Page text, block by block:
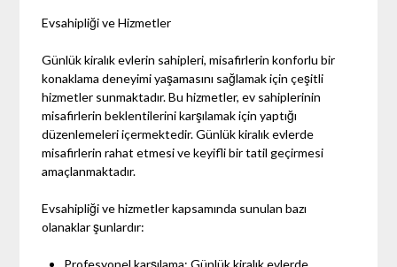
Evsahipliği ve Hizmetler
Günlük kiralık evlerin sahipleri, misafirlerin konforlu bir
konaklama deneyimi yaşamasını sağlamak için çeşitli
hizmetler sunmaktadır. Bu hizmetler, ev sahiplerinin
misafirlerin beklentilerini karşılamak için yaptığı
düzenlemeleri içermektedir. Günlük kiralık evlerde
misafirlerin rahat etmesi ve keyifli bir tatil geçirmesi
amaçlanmaktadır.
Evsahipliği ve hizmetler kapsamında sunulan bazı
olanaklar şunlardır:
Profesyonel karşılama: Günlük kiralık evlerde